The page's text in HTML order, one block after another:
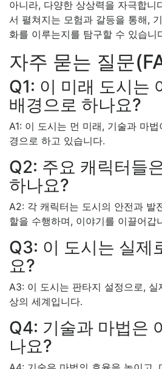
아니라, 다양한 상상력을 자극합니
서 펼쳐지는 모험과 갈등을 통해,
화를 이루는지를 탐구할 수 있습니
자주 묻는 질문
Q1: 이 미래 도시는
배경으로 하나요?
A1: 이 도시는 먼 미래, 기술과 마
경으로 하고 있습니다.
Q2: 주요 캐릭터들
하나요?
A2: 각 캐릭터는 도시의 안전과 발
할을 수행하며, 이야기를 이끌어갑
Q3: 이 도시는 실제
요?
A3: 이 도시는 판타지 설정으로,
상의 세계입니다.
Q4: 기술과 마법은
나요?